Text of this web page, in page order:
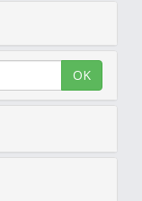
OK